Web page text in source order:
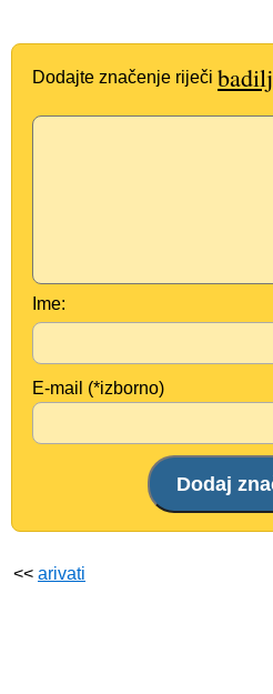
Dodajte značenje riječi badilj
Ime:
E-mail (*izborno)
<< arivati